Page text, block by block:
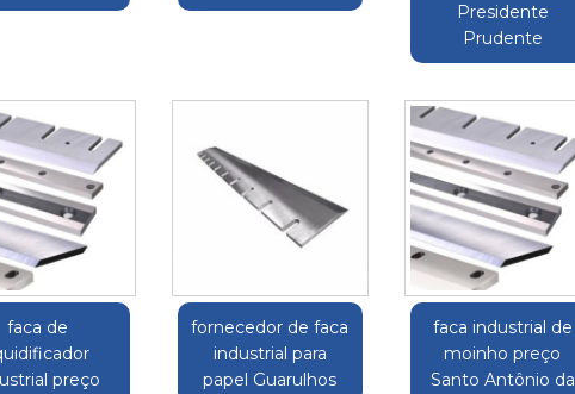
Presidente
Prudente
faca de
preço
fornecedor de faca
industrial para
papel Guarulhos
faca industrial de
moinho preço
Santo Antônio da